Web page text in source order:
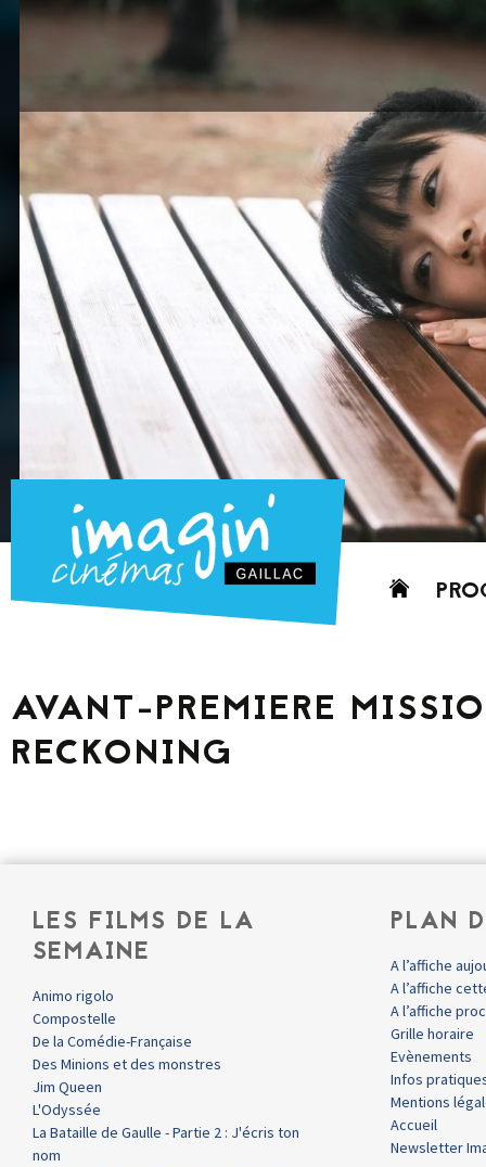
Aller
AVANT-PREMIERE
RECKONING
LES FILMS DE LA
SEMAINE
Animo rigolo
Compostelle
De la Comédie-Française
Des Minions et des monstres
Jim Queen
L'Odyssée
La Bataille de Gaulle - Partie 2 : J'écris ton
nom
PLAN
A l’affiche
A l’affiche
A l’affiche
Grille horaire
Evènements
Infos
Mentions
Accueil
Newsletter